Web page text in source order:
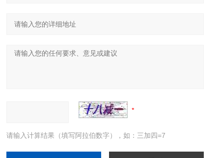
请输入计算结果（填写阿拉伯数字），如：三加四=7